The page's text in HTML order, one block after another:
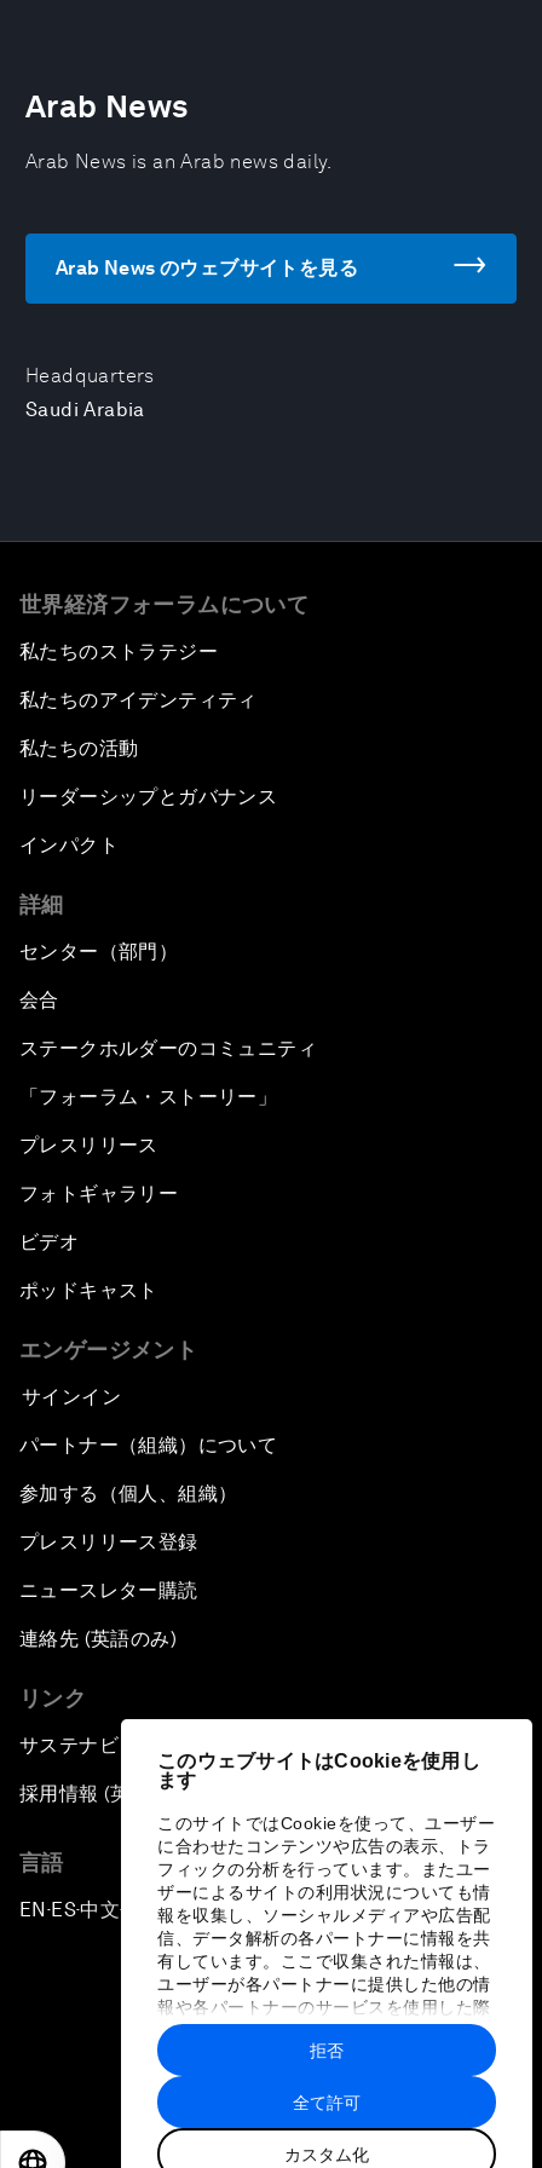
このウェブサイトはCookieを使用し
ます
このサイトではCookieを使って、ユーザー
に合わせたコンテンツや広告の表示、トラ
フィックの分析を行っています。またユー
ザーによるサイトの利用状況についても情
報を収集し、ソーシャルメディアや広告配
信、データ解析の各パートナーに情報を共
有しています。ここで収集された情報は、
ユーザーが各パートナーに提供した他の情
報や各パートナーのサービスを使用した際
に収集された情報と組み合わされ、各パー
トナーによって使用されることがありま
す。
全て許可
カスタム化
拒否
Headquarters
Saudi Arabia
Arab News
Arab News is an Arab news daily.
Arab News のウェブサイトを見る
世界経済フォーラムについて
私たちのストラテジー
私たちのアイデンティティ
私たちの活動
リーダーシップとガバナンス
インパクト
詳細
センター（部門）
会合
ステークホルダーのコミュニティ
「フォーラム・ストーリー」
プレスリリース
フォトギャラリー
ビデオ
ポッドキャスト
エンゲージメント
サインイン
パートナー（組織）について
参加する（個人、組織）
プレスリリース登録
ニュースレター購読
連絡先 (英語のみ)
リンク
サステナビリティへの取り組み
採用情報 (英語のみ)
言語
EN ▪ES▪中文▪ 日本語
プライバシーポリシーと利用規約
サイトマップ
©
世界経済フォーラム